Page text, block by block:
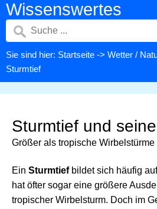
Wissenswertes
Sie sind hier: Startseite -> Wetter /
Sturmtief
Sturmtief und
Größer als tropische Wirbelstürme
Ein Sturmtiefbildet sich häufig
hat öfter sogar eine größere
tropischer Wirbelsturm. Doch im